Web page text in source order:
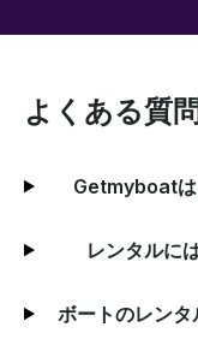
よくある質問
Getmyboatは
レンタルに
ボートのレン